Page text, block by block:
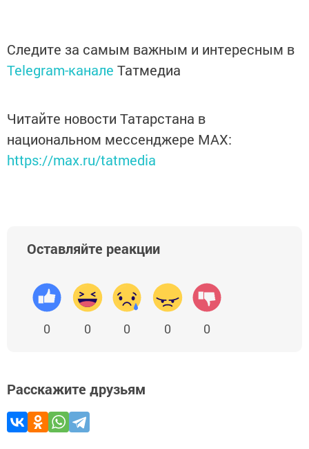
Следите за самым важным и интересным в
Telegram-канале Татмедиа
Читайте новости Татарстана в
национальном мессенджере MАХ:
https://max.ru/tatmedia
Оставляйте реакции
0 0 0 0 0
Расскажите друзьям